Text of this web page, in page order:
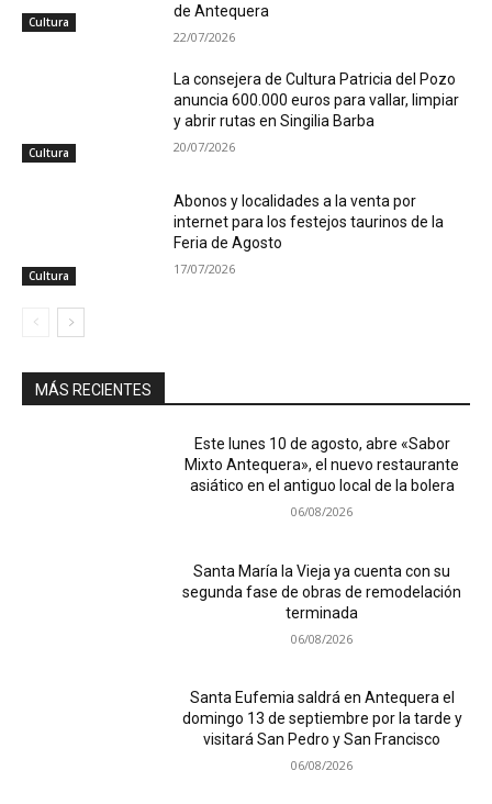
Cultura
de Antequera
22/07/2026
Cultura
La consejera de Cultura Patricia del Pozo
anuncia 600.000 euros para vallar, limpiar
y abrir rutas en Singilia Barba
20/07/2026
Cultura
Abonos y localidades a la venta por
internet para los festejos taurinos de la
Feria de Agosto
17/07/2026
MÁS RECIENTES
Este lunes 10 de agosto, abre «Sabor
Mixto Antequera», el nuevo restaurante
asiático en el antiguo local de la bolera
06/08/2026
Santa María la Vieja ya cuenta con su
segunda fase de obras de remodelación
terminada
06/08/2026
Santa Eufemia saldrá en Antequera el
domingo 13 de septiembre por la tarde y
visitará San Pedro y San Francisco
06/08/2026